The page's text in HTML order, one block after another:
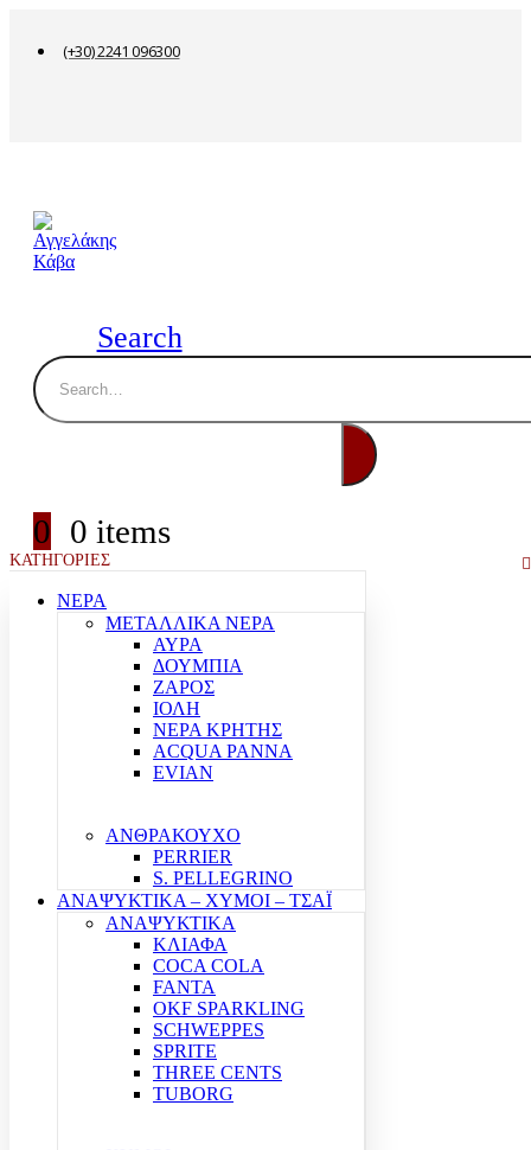
(+30) 2241 096300
Search
0 0 items
ΚΑΤΗΓΟΡΙΕΣ
ΝΕΡΑ
ΜΕΤΑΛΛΙΚΑ ΝΕΡΑ
ΑΥΡΑ
ΔΟΥΜΠΙΑ
ΖΑΡΟΣ
ΙΟΛΗ
ΝΕΡΑ ΚΡΗΤΗΣ
ACQUA PANNA
EVIAN
ΑΝΘΡΑΚΟΥΧΟ
PERRIER
S. PELLEGRINO
ΑΝΑΨΥΚΤΙΚΑ – ΧΥΜΟΙ – ΤΣΑΪ
ΑΝΑΨΥΚΤΙΚΑ
ΚΛΙΑΦΑ
COCA COLA
FANTA
OKF SPARKLING
SCHWEPPES
SPRITE
THREE CENTS
TUBORG